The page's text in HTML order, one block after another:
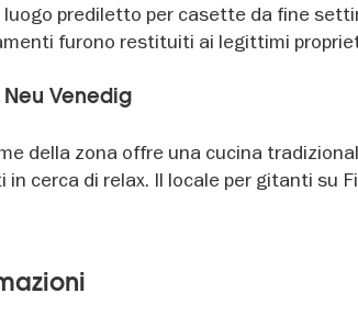
prediletto per casette da fine
furono restituiti ai legittimi
Venedig
della zona offre una cucina
cerca di relax. Il locale per gitanti su